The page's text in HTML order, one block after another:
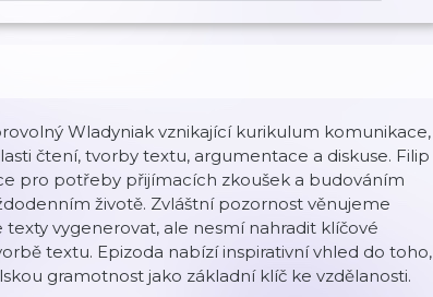
Wladyniak vznikající kurikulum komunikace,
čtení, tvorby textu, argumentace a diskuse. Filip
pro potřeby přijímacích zkoušek a budováním
životě. Zvláštní pozornost věnujeme
vygenerovat, ale nesmí nahradit klíčové
textu. Epizoda nabízí inspirativní vhled do toho,
gramotnost jako základní klíč ke vzdělanosti.